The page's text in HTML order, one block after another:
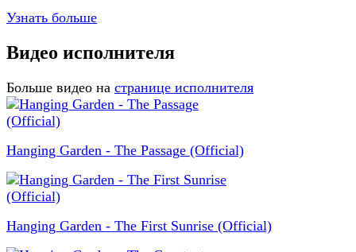
Узнать больше
Видео исполнителя
Больше видео на странице исполнителя
Hanging Garden - The Passage (Official)
Hanging Garden - The First Sunrise (Official)